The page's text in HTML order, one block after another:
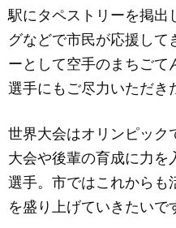
駅にタペストリーを掲出
グなどで市民が応援して
ーとして空手のまちごて
選手にもご尽力いただき
世界大会はオリンピック
大会や後輩の育成に力を
選手。市ではこれからも
を盛り上げていきたいで